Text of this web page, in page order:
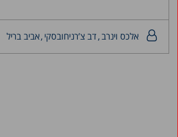
אלכס וינרב דב צ’רניחובסקי אביב בריל